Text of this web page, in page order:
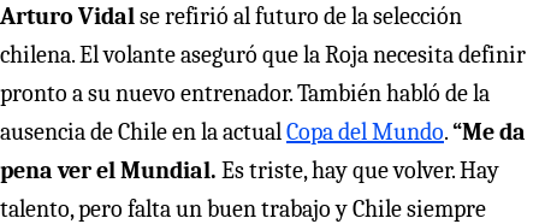
Arturo Vidalse refirió al futuro de la selección
chilena. El volante aseguró que la Roja necesita definir
pronto a su nuevo entrenador. También habló de la
ausencia de Chile en la actualCopa del Mundo.“Me da
pena ver el Mundial. Es triste, hay que volver. Hay
talento, pero falta un buen trabajo y Chile siempre